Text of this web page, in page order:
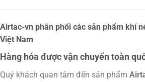
Airtac-vn phân phối các sản phẩm khí
Việt Nam
Hàng hóa được vận chuyển toàn
Quý khách quan tâm đến sản phẩm